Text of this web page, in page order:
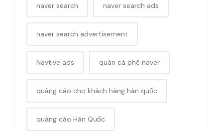
naver search naver search ads
naver search advertisement
Navtive ads quán cà phê naver
quảng cáo cho khách hàng hàn quốc
quảng cáo Hàn Quốc